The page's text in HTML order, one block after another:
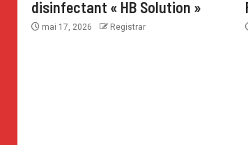
disinfectant « HB Solution »
mai 17, 2026 Registrar